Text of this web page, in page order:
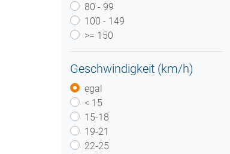
80 - 99
100 - 149
>= 150
Geschwindigkeit (km/h)
egal
< 15
15-18
19-21
22-25